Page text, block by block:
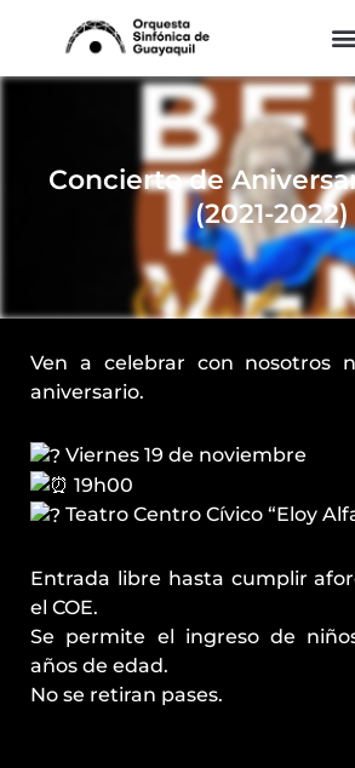
contenido
Concierto de
(2021-2022)
Ven a celebrar con nosotros
aniversario.
Viernes 19 de noviembre
19h00
Teatro Centro Cívico “Eloy
Entrada libre hasta cumplir
el COE.
Se permite el ingreso de
años de edad.
No se retiran pases.